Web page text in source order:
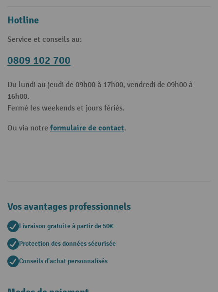
Hotline
Service et conseils au:
0809 102 700
Du lundi au jeudi de 09h00 à 17h00, vendredi de 09h00 à
16h00.
Fermé les weekends et jours fériés.
Ou via notre formulaire de contact.
Vos avantages professionnels
Livraison gratuite à partir de 50€
Protection des données sécurisée
Conseils d'achat personnalisés